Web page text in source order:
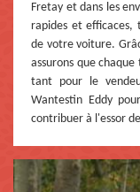
Fretay et dans les
rapides et
de votre voiture.
assurons que
tant pour le
Wantestin Eddy
contribuer à l'essor